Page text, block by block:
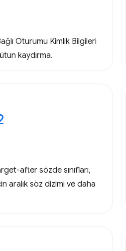
Oturumu Kimlik Bilgileri
kaydırma.
after sözde sınıfları,
aralık söz dizimi ve daha